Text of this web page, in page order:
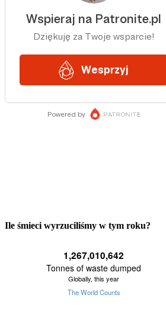
Ile śmieci wyrzuciliśmy w tym roku?